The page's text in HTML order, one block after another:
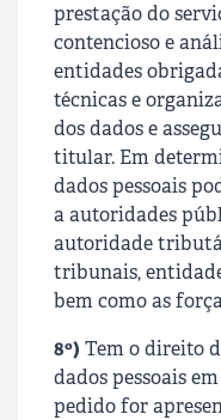
prestação do
contencioso e
entidades
técnicas e
dos dados e
titular. Em
dados pessoais
a autoridades
autoridade
tribunais,
bem como as
8º) Tem o direito
dados pessoais
pedido for